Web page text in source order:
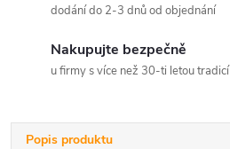
dodání do 2-3 dnů od objednání
Nakupujte bezpečně
u firmy s více než 30-ti letou tradicí
Popis produktu